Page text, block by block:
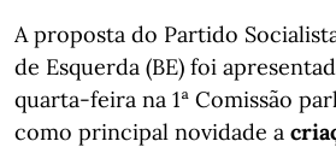
A proposta do Partido
de Esquerda (BE) foi
quarta-feira na 1ª Comissão
como principal novidade a